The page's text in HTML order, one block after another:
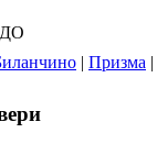
| Призма |